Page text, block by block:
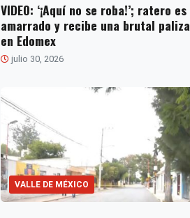
VIDEO: ‘¡Aquí no se roba!’; ratero es
amarrado y recibe una brutal paliza
en Edomex
julio 30, 2026
VALLE DE MÉXICO